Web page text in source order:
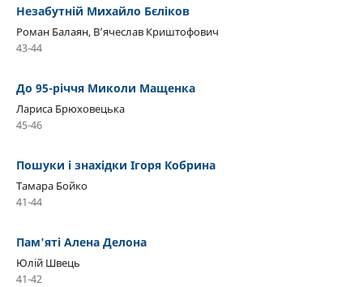
Незабутній Михайло Бєліков
Роман Балаян, В’ячеслав Криштофович
43-44
До 95-річчя Миколи Мащенка
Лариса Брюховецька
45-46
Пошуки і знахідки Ігоря Кобрина
Тамара Бойко
41-44
Пам'яті Алена Делона
Юлій Швець
41-42